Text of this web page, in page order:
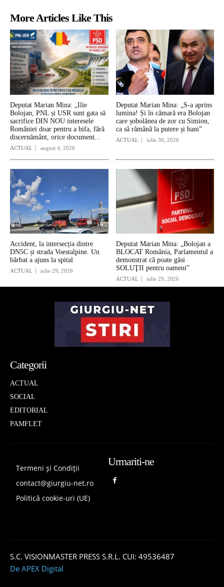
More Articles Like This
Deputat Marian Mina: „Ilie
Bolojan, PNL și USR sunt gata să
sacrifice DIN NOU interesele
României doar pentru a bifa, fără
discernământ, orice document...
ACTUAL august 4, 2026
Deputat Marian Mina: „S-a aprins
lumina! Și în cămară era Bolojan
care șobolănea de zor cu Simion,
ca să rămână la putere și bani”
ACTUAL iulie 30, 2026
Accident, la intersecția dintre
DN5C și strada Voestalpine. Un
bărbat a ajuns la spital
ACTUAL iulie 29, 2026
Deputat Marian Mina: „Bolojan a
BLOCAT România, Parlamentul a
demonstrat că poate găsi
SOLUŢII pentru oameni”
ACTUAL iulie 29, 2026
Categorii
ACTUAL
SOCIAL
EDITORIAL
PAMFLET
Termeni și Condiții
contact@giurgiu-net.ro
Politică cookie-uri (UE)
Urmariti-ne
S.C. VISIONMASTER PRESS S.R.L. CUI: 49536487
De APEX Digital